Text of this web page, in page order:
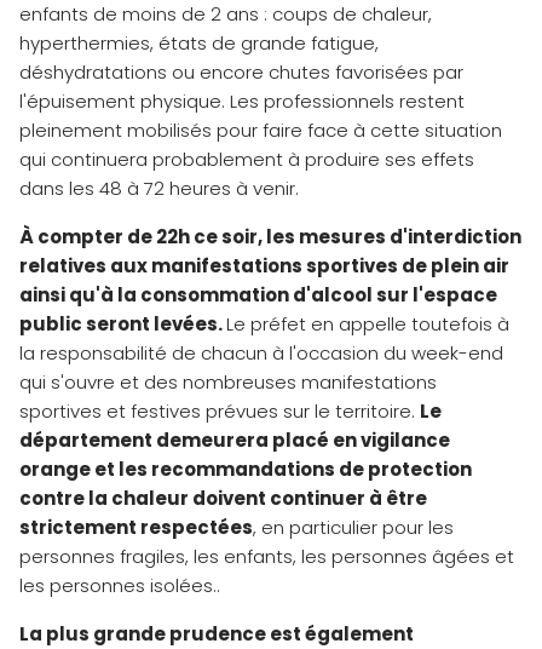
enfants de moins de 2 ans : coups de chaleur,
hyperthermies, états de grande fatigue,
déshydratations ou encore chutes favorisées par
l'épuisement physique. Les professionnels restent
pleinement mobilisés pour faire face à cette situation
qui continuera probablement à produire ses effets
dans les 48 à 72 heures à venir.
À compter de 22h ce soir, les mesures d'interdiction
relatives aux manifestations sportives de plein air
ainsi qu'à la consommation d'alcool sur l'espace
public seront levées.Le préfet en appelle toutefois à
la responsabilité de chacun à l'occasion du week-end
qui s'ouvre et des nombreuses manifestations
sportives et festives prévues sur le territoire. Le
département demeurera placé en vigilance
orange et les recommandations de protection
contre la chaleur doivent continuer à être
strictement respectées, en particulier pour les
personnes fragiles, les enfants, les personnes âgées et
les personnes isolées..
La plus grande prudence est également